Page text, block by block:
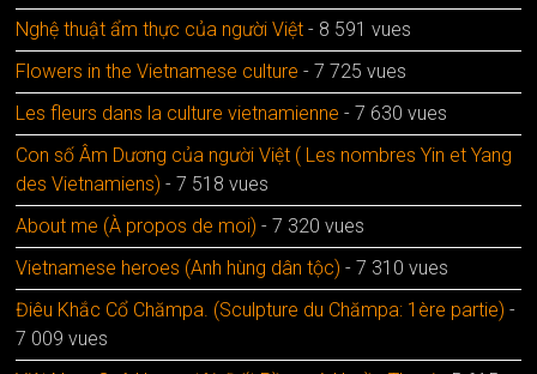
Nghệ thuật ẩm thực của người Việt - 8 591 vues
Flowers in the Vietnamese culture - 7 725 vues
Les fleurs dans la culture vietnamienne - 7 630 vues
Con số Âm Dương của người Việt ( Les nombres Yin et Yang
des Vietnamiens) - 7 518 vues
About me (À propos de moi) - 7 320 vues
Vietnamese heroes (Anh hùng dân tộc) - 7 310 vues
Điêu Khắc Cổ Chămpa. (Sculpture du Chămpa: 1ère partie) -
7 009 vues